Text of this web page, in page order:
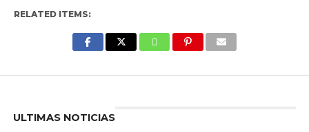
RELATED ITEMS:
ULTIMAS NOTICIAS